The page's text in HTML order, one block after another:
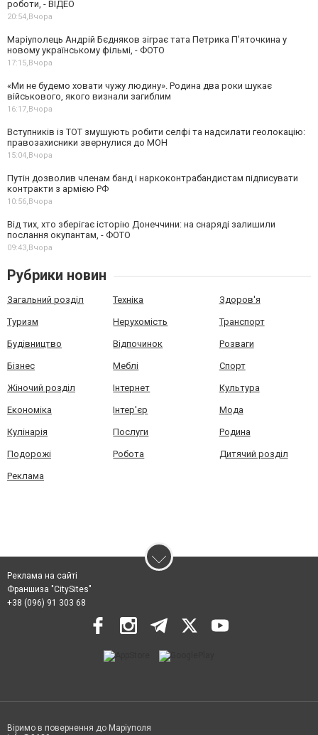
роботи, - ВІДЕО
20:54,Вчора
Маріуполець Андрій Бєдняков зіграє тата Петрика П’яточкина у
новому українському фільмі, - ФОТО
17:15,Вчора
«Ми не будемо ховати чужу людину». Родина два роки шукає
військового, якого визнали загиблим
16:17,Вчора
Вступників із ТОТ змушують робити селфі та надсилати геолокацію:
правозахисники звернулися до МОН
15:04,Вчора
Путін дозволив членам банд і наркоконтрабандистам підписувати
контракти з армією РФ
10:56,Вчора
Від тих, хто зберігає історію Донеччини: на снаряді залишили
послання окупантам, - ФОТО
09:43,Вчора
Рубрики новин
Загальний розділ Техніка Здоров'я
Туризм Нерухомість Транспорт
Будівництво Відпочинок Розваги
Бізнес Меблі Спорт
Жіночий розділ Інтернет Культура
Економіка Інтер'єр Мода
Кулінарія Послуги Родина
Подорожі Робота Дитячий розділ
Реклама
Реклама на сайті
Франшиза "CitySites"
+38 (096) 91 303 68
Віримо в повернення до Маріуполя